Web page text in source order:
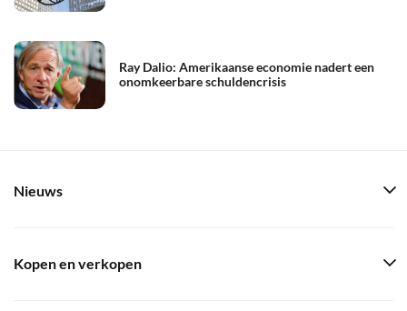
Ray Dalio: Amerikaanse economie nadert een
onomkeerbare schuldencrisis
Nieuws
Kopen en verkopen